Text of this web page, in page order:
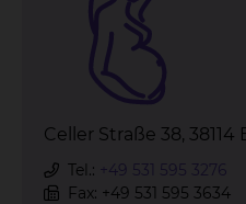
Celler Straße 38,
Tel.: +49 531 595 3276
Fax: +49 531 595 3634